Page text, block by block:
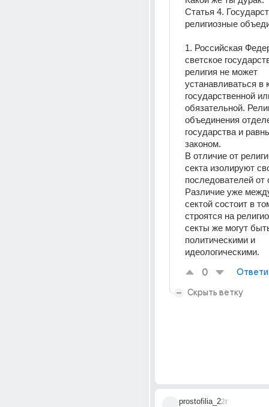
Статья 4.
религиозные
1. Российская
светское
религия не может
устанавливаться в
государственной
обязательной.
объединения
государства и
законом.
В отличие от
секта изолируют
последователей от
Различие уже
сектой состоит в
строятся на
секты же могут
политическими и
идеологическими.
0
Скрыть ветку
prostofilia_22г